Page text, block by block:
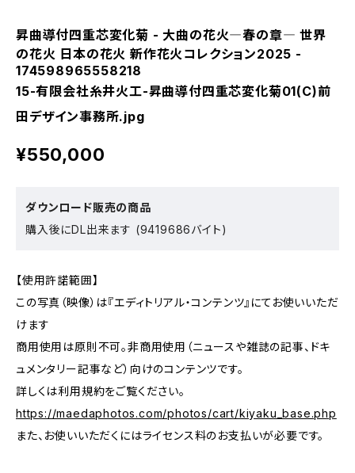
昇曲導付四重芯変化菊 - 大曲の花火―春の章― 世界
の花火 日本の花火 新作花火コレクション2025 -
174598965558218
15-有限会社糸井火工-昇曲導付四重芯変化菊01(C)前
田デザイン事務所.jpg
¥550,000
ダウンロード販売の商品
購入後にDL出来ます (9419686バイト)
【使用許諾範囲】
この写真（映像）は『エディトリアル・コンテンツ』にてお使いいただ
けます
商用使用は原則不可。非商用使用（ニュースや雑誌の記事、ドキ
ュメンタリー記事など）向けのコンテンツです。
詳しくは利用規約をご覧ください。
https://maedaphotos.com/photos/cart/kiyaku_base.php
また、お使いいただくにはライセンス料のお支払いが必要です。